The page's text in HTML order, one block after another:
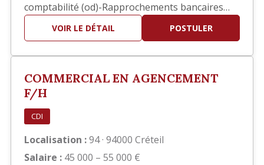
comptabilité (od)-Rapprochements bancaires
ponctuels-Aide pour les situations comptables-
Contrôle et/ou Saisie des pointages des ouvriers
médica…
VOIR LE DÉTAIL POSTULER
COMMERCIAL EN AGENCEMENT
F/H
CDI
Localisation :94 · 94000 Créteil
Salaire : 45 000 – 55 000 €